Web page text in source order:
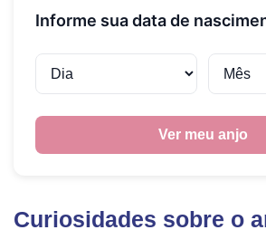
Curiosidades sobre o